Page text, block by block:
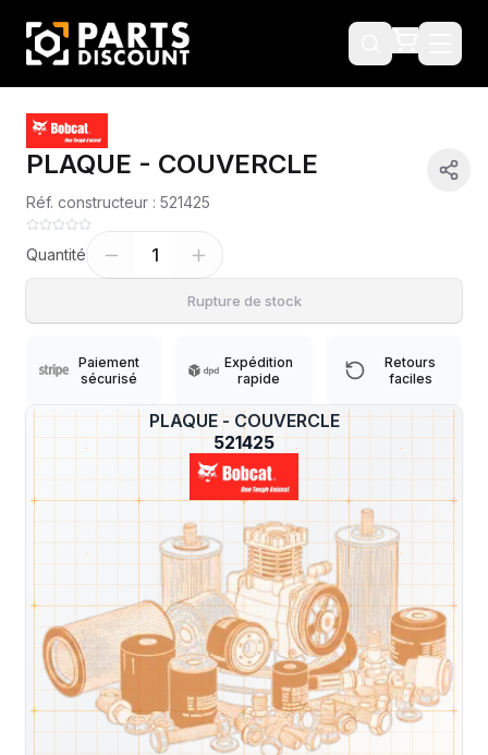
?
PLAQUE - COUVERCLE
521425
PLAQUE - COUVERCLE
Réf. constructeur : 521425
Quantité 1
Rupture de stock
Paiement
sécurisé
Expédition
rapide
Retours
faciles
Machines compatibles
Expédition et Retours
sous 48-
72h
—
Sous réserve de disponibilité des stocks.
Livraison estimée 24h/48h par les
transporteurs.
France
métropolitaine
Livraison exclusivement en France
métropolitaine (hors Corse et DOM-
TOM).
Pas de surprise : le coût exact est